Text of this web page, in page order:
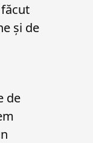
și de
de